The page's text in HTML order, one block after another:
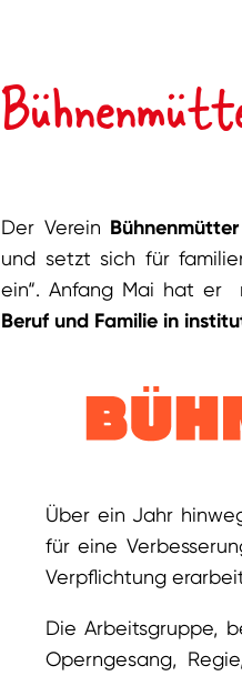
Der Verein
und setzt sich für
ein“. Anfang Mai hat er
Beruf und Familie in
Über ein Jahr
für eine
Verpflichtung
Die Arbeitsgruppe,
Operngesang,